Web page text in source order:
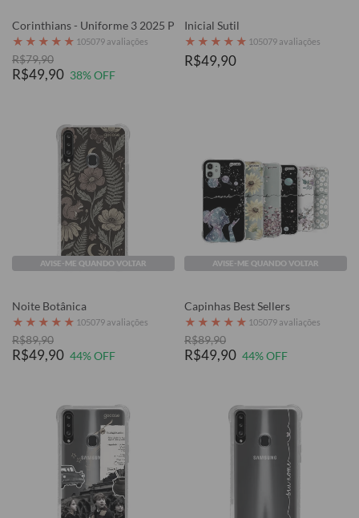
Corinthians - Uniforme 3 2025 P
★ ★ ★ ★ ★ 105079 avaliações
R$79,90
R$49,90 38% OFF
Inicial Sutil
★ ★ ★ ★ ★ 105079 avaliações
R$49,90
AVISE-ME QUANDO VOLTAR
Noite Botânica
★ ★ ★ ★ ★ 105079 avaliações
R$89,90
R$49,90 44% OFF
AVISE-ME QUANDO VOLTAR
Capinhas Best Sellers
★ ★ ★ ★ ★ 105079 avaliações
R$89,90
R$49,90 44% OFF